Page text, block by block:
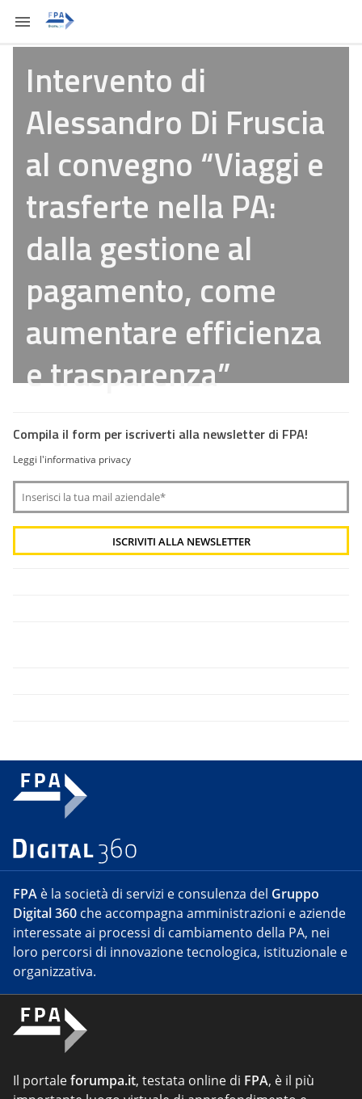
Intervento di
Alessandro Di Fruscia
al convegno “Viaggi e
trasferte nella PA:
dalla gestione al
pagamento, come
aumentare efficienza
e trasparenza”
Compila il form per iscriverti alla newsletter di FPA!
Leggi l'informativa privacy
FPA è la società di servizi e consulenza del Gruppo
Digital 360 che accompagna amministrazioni e aziende
interessate ai processi di cambiamento della PA, nei
loro percorsi di innovazione tecnologica, istituzionale e
organizzativa.
Il portaleforumpa.it, testata online di FPA, è il più